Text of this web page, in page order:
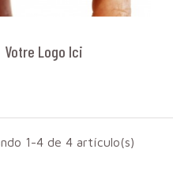
Votre Logo Ici
1-4 de 4 artículo(s)